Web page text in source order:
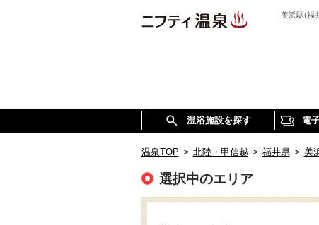
美浜駅(福
温浴施設を探す 電
温泉TOP > 北陸・甲信越 > 福井県 > 美
選択中のエリア